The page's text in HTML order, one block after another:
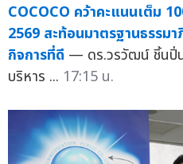
COCOCO คว้าคะแนนเต็ม
2569 สะท้อนมาตรฐานธรรม
กิจการที่ดี — ดร.วรวัฒน์ ชิ้นปิ่น
บริหาร ... 17:15 น.